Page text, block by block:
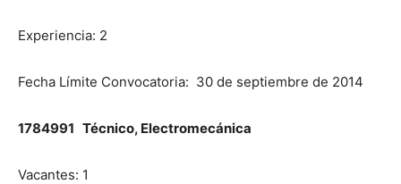
Experiencia: 2
Fecha Límite Convocatoria: 30 de septiembre de 2014
1784991 Técnico, Electromecánica
Vacantes: 1